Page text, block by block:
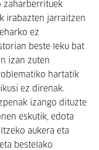
zaharberrituek
irabazten jarraitzen
ez
beste leku bat
izan zuten
hartatik
ez direnak.
izango dituzte
eskutik, edota
aukera eta
bestelako